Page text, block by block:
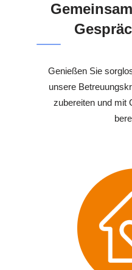
Genießen Sie
unsere
zubereiten und mit